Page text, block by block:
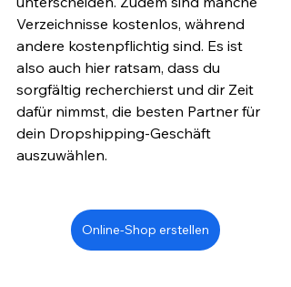
Verzeichnisse kostenlos, während
andere kostenpflichtig sind. Es ist
also auch hier ratsam, dass du
sorgfältig recherchierst und dir Zeit
dafür nimmst, die besten Partner für
dein Dropshipping-Geschäft
auszuwählen.
Online-Shop erstellen